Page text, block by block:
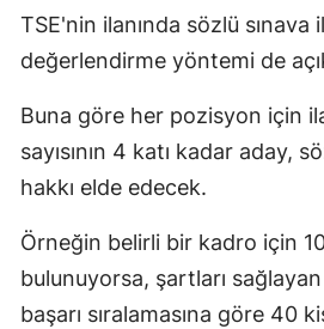
TSE'nin ilanında sözlü sınava
değerlendirme yöntemi de
Buna göre her pozisyon için
sayısının 4 katı kadar aday,
hakkı elde edecek.
Örneğin belirli bir kadro için
bulunuyorsa, şartları
başarı sıralamasına göre 40